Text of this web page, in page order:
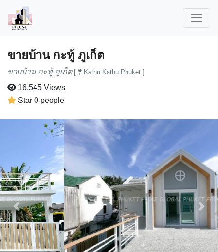
ขายบ้าน กะทู้ ภูเก็ต
ขายบ้าน กะทู้ ภูเก็ต [ Kathu Kathu Phuket ]
16,545 Views
Star 0 people
Previous Next